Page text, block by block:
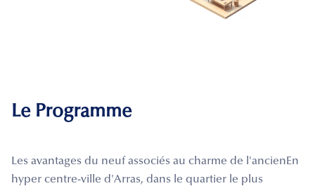
Le Programme
Les avantages du neuf associés au charme de l'ancienEn
hyper centre-ville d'Arras, dans le quartier le plus